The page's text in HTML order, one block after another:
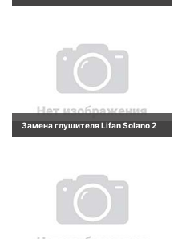
Замена глушителя Lifan Solano 2